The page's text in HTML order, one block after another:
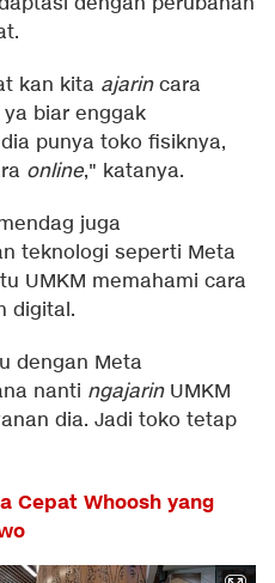
kan kita ajarincara
biar enggak
punya toko fisiknya,
online," katanya.
juga
teknologi seperti Meta
UMKM memahami cara
digital.
dengan Meta
nanti ngajarinUMKM
dia. Jadi toko tetap
Cepat Whoosh yang